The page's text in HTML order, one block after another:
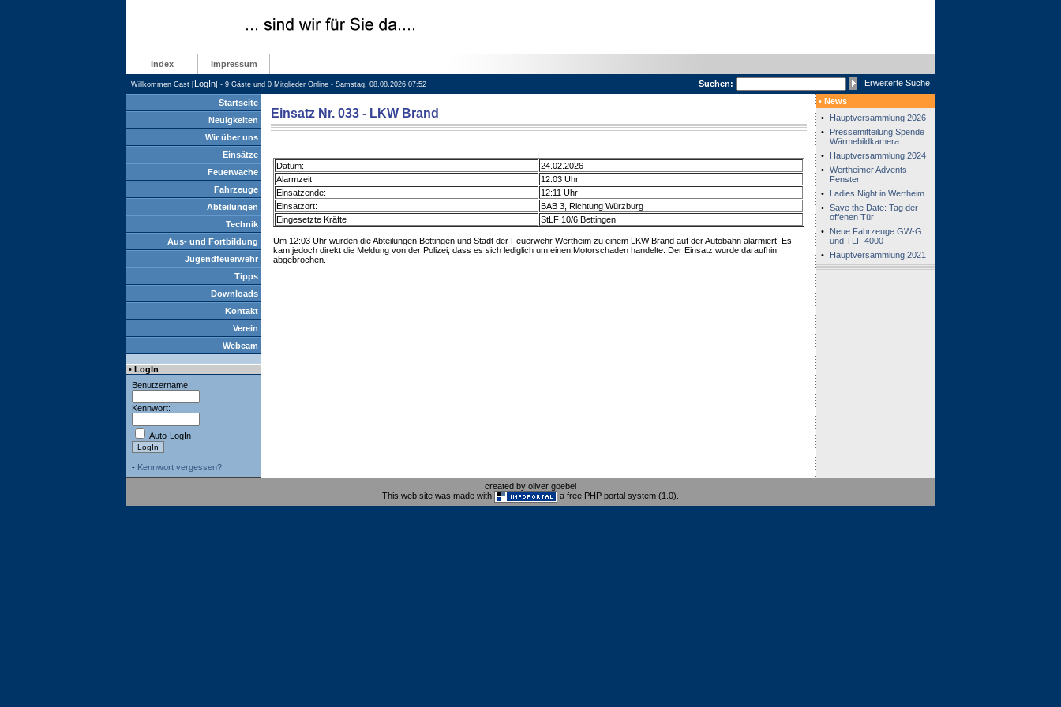
Index Impressum
Willkommen Gast [LogIn] - 9 Gäste und 0 Mitglieder Online - Samstag, 08.08.2026 07:52 Suchen: Erweiterte Suche
Startseite
Neuigkeiten
Wir über uns
Einsätze
Feuerwache
Fahrzeuge
Abteilungen
Technik
Aus- und Fortbildung
Jugendfeuerwehr
Tipps
Downloads
Kontakt
Verein
Webcam
• LogIn
Benutzername:
Kennwort:
Auto-LogIn
- Kennwort vergessen?
Einsatz Nr. 033 - LKW Brand
Datum:
24.02.2026
Alarmzeit:
12:03 Uhr
Einsatzende:
12:11 Uhr
Einsatzort:
BAB 3, Richtung Würzburg
Eingesetzte Kräfte
StLF 10/6 Bettingen
Um 12:03 Uhr wurden die Abteilungen Bettingen und Stadt der Feuerwehr Wertheim zu einem LKW Brand auf der Autobahn alarmiert. Es
kam jedoch direkt die Meldung von der Polizei, dass es sich lediglich um einen Motorschaden handelte. Der Einsatz wurde daraufhin
abgebrochen.
• News
•
Hauptversammlung 2026
•
Pressemitteilung Spende
Wärmebildkamera
•
Hauptversammlung 2024
• Wertheimer Advents-
Fenster
•
Ladies Night in Wertheim
• Save the Date: Tag der
offenen Tür
•
Neue Fahrzeuge GW-G
und TLF 4000
•
Hauptversammlung 2021
created by oliver goebel
This web site was made with
a free PHP portal system (1.0).